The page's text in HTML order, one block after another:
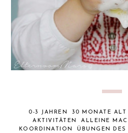
0-3 JAHREN 30 MONATE ALT
AKTIVITÄTEN
ALLEINE
KOORDINATION
ÜBUNGEN DES